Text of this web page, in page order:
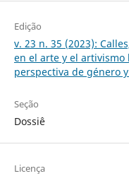
Edição
v. 23 n. 35 (2023):
en el arte y el
perspectiva de género
Seção
Dossiê
Licença